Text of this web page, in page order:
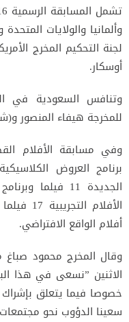
وألمانيا والولايات
لجنة التحكيم المخرج
أوسكار.
وتنافس السعودية في
للمخرجة هيفاء المنصور
أفلام الواقع الافتراضي.
وقال المخرج محمود
الاثنين ”نسعى في هذا
خصوصا فيما يتعلق بإشراك
سعينا الدؤوب نحو مجتمعات